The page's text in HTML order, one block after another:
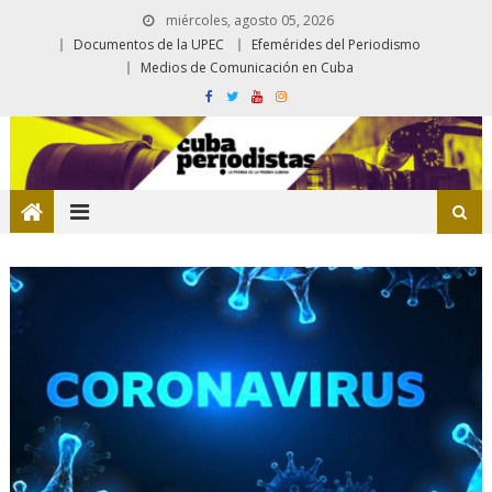
miércoles, agosto 05, 2026
Documentos de la UPEC
Efemérides del Periodismo
Medios de Comunicación en Cuba